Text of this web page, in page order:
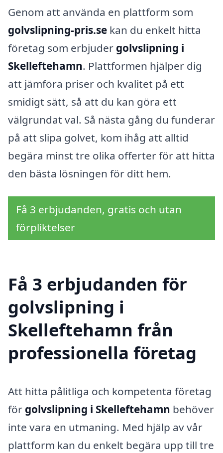
Genom att använda en plattform som
golvslipning-pris.se kan du enkelt hitta
företag som erbjuder golvslipning i
Skelleftehamn. Plattformen hjälper dig
att jämföra priser och kvalitet på ett
smidigt sätt, så att du kan göra ett
välgrundat val. Så nästa gång du funderar
på att slipa golvet, kom ihåg att alltid
begära minst tre olika offerter för att hitta
den bästa lösningen för ditt hem.
Få 3 erbjudanden, gratis och utan
förpliktelser
Få 3 erbjudanden för
golvslipning i
Skelleftehamn från
professionella företag
Att hitta pålitliga och kompetenta företag
för golvslipning i Skelleftehamn behöver
inte vara en utmaning. Med hjälp av vår
plattform kan du enkelt begära upp till tre